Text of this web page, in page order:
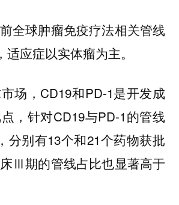
全球肿瘤免疫疗法相关管线
适应症以实体瘤为主。
场，CD19和PD-1是开发成
，针对CD19与PD-1的管线
分别有13个和21个药物获批
Ⅲ期的管线占比也显著高于